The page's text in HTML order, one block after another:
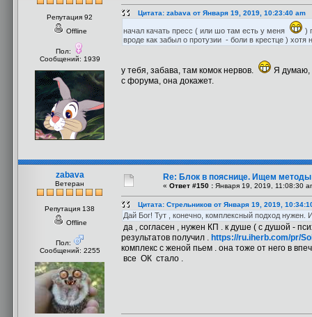
Репутация 92
Offline
Пол:
Сообщений: 1939
Цитата: zabava от Января 19, 2019, 10:23:40 am
начал качать пресс ( или шо там есть у меня
)
вроде как забыл о протузии - боли в крестце )
у тебя, забава, там комок нервов.
Я думаю,
с форума, она докажет.
zabava
Ветеран
Репутация 138
Offline
Пол:
Сообщений: 2255
Re: Блок в пояснице. Ищем методы
« Ответ #150 : Января 19, 2019, 11:08:30
Цитата: Стрельников от Января 19, 2019,
Дай Бог! Тут , конечно, комплексный подход
да , согласен , нужен КП . к душе ( с душой -
результатов получил . https://ru.iherb.com/pr/
комплекс с женой пьем . она тоже от него в
все ОК стало .